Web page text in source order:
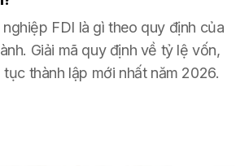
FDI là gì theo quy định của
Giải mã quy định về tỷ lệ vốn,
thành lập mới nhất năm 2026.